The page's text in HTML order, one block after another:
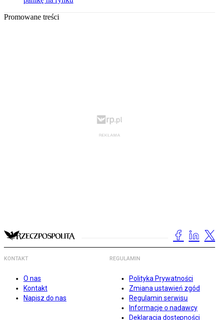
Promowane treści
KONTAKT
O nas
Kontakt
Napisz do nas
REGULAMIN
Polityka Prywatności
Zmiana ustawień zgód
Regulamin serwisu
Informacje o nadawcy
Deklaracja dostępności